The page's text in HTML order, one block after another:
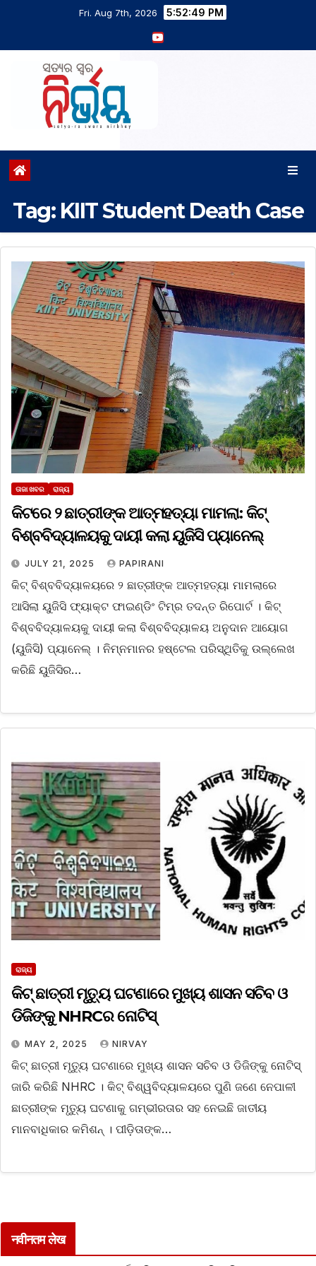
Fri. Aug 7th, 2026 5:52:50 PM
Tag: KIIT Student Death Case
ତାଜା ଖବର ରାଜ୍ୟ
କିଟରେ ୨ ଛାତ୍ରୀଙ୍କ ଆତ୍ମହତ୍ୟା ମାମଲା: କିଟ୍‌
ବିଶ୍ବବିଦ୍ୟାଳୟକୁ ଦାୟୀ କଲା ୟୁଜିସି ପ୍ୟାନେଲ୍
JULY 21, 2025 PAPIRANI
କିଟ୍‌ ବିଶ୍ବବିଦ୍ୟାଳୟରେ ୨ ଛାତ୍ରୀଙ୍କ ଆତ୍ମହତ୍ୟା ମାମଲାରେ
ଆସିଲା ୟୁଜିସି ଫ୍ୟାକ୍ଟ ଫାଇଣ୍ଡିଂ ଟିମ୍‌ର ତଦନ୍ତ ରିପୋର୍ଟ । କିଟ୍‌
ବିଶ୍ବବିଦ୍ୟାଳୟକୁ ଦାୟୀ କଲା ବିଶ୍ବବିଦ୍ୟାଳୟ ଅନୁଦାନ ଆୟୋଗ
(ୟୁଜିସି) ପ୍ୟାନେଲ୍ । ନିମ୍ନମାନର ହଷ୍ଟେଲ ପରିସ୍ଥିତିକୁ ଉଲ୍ଲେଖ
କରିଛି ୟୁଜିସିର…
ରାଜ୍ୟ
କିଟ୍‌ ଛାତ୍ରୀ ମୃତ୍ୟୁ ଘଟଣାରେ ମୁଖ୍ୟ ଶାସନ ସଚିବ ଓ
ଡିଜିଙ୍କୁ NHRCର ନୋଟିସ୍‌
MAY 2, 2025 NIRVAY
କିଟ୍‌ ଛାତ୍ରୀ ମୃତ୍ୟୁ ଘଟଣାରେ ମୁଖ୍ୟ ଶାସନ ସଚିବ ଓ ଡିଜିଙ୍କୁ ନୋଟିସ୍‌
ଜାରି କରିଛି NHRC । କିଟ୍‌ ବିଶ୍ୱବିଦ୍ୟାଳୟରେ ପୁଣି ଜଣେ ନେପାଳୀ
ଛାତ୍ରୀଙ୍କ ମୃତ୍ୟୁ ଘଟଣାକୁ ଗମ୍ଭୀରତାର ସହ ନେଇଛି ଜାତୀୟ
ମାନବାଧିକାର କମିଶନ୍ । ପୀଡ଼ିତାଙ୍କ…
नवीनतम लेख